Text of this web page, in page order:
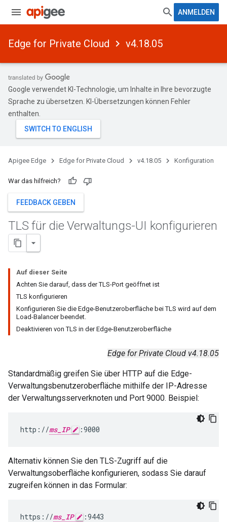
ANMELDEN
Edge for Private Cloud v4.18.05
Google verwendet KI-Technologie, um Inhalte in Ihre bevorzugte
Sprache zu übersetzen. KI-Übersetzungen können Fehler
enthalten.
Apigee Edge Edge for Private Cloud v4.18.05 Konfiguration
War das hilfreich?
FEEDBACK GEBEN
TLS für die Verwaltungs-UI konfigurieren
Auf dieser Seite
Achten Sie darauf, dass der TLS-Port geöffnet ist
TLS konfigurieren
Konfigurieren Sie die Edge-Benutzeroberfläche bei TLS wird auf dem
Load-Balancer beendet.
Deaktivieren von TLS in der Edge-Benutzeroberfläche
Edge for Private Cloud v4.18.05
Standardmäßig greifen Sie über HTTP auf die Edge-
Verwaltungsbenutzeroberfläche mithilfe der IP-Adresse
der Verwaltungsserverknoten und Port 9000. Beispiel:
http://ms_IP :9000
Alternativ können Sie den TLS-Zugriff auf die
Verwaltungsoberfläche konfigurieren, sodass Sie darauf
zugreifen können in das Formular:
https://ms_IP :9443